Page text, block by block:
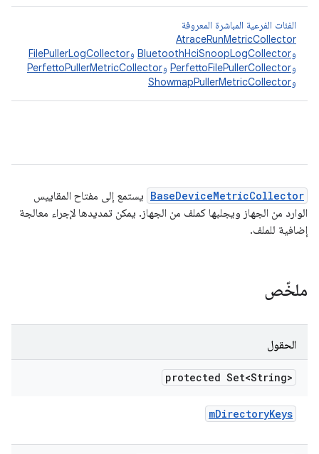
الفئات الفرعية المباشرة المعروفة
AtraceRunMetricCollector
وBluetoothHciSnoopLogCollector وFilePullerLogCollector
وPerfettoFilePullerCollector وPerfettoPullerMetricCollector
وShowmapPullerMetricCollector
BaseDeviceMetricCollector يستمع إلى مفتاح المقاييس
الوارد من الجهاز ويجلبها كملف من الجهاز. يمكن تمديدها لإجراء معالجة
إضافية للملف.
ملخّص
الحقول
protected Set<String>
mDirectoryKeys